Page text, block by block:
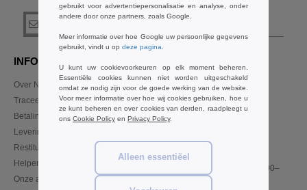
INFORMATIE
Over Needen
Traceer mijn bestelling
Betalingswijze
Levering
Restitutie / retour
Helpen & FAQs
Onze afspraken
Klant
klant@needen.be
Sales
verkoop@needen.be
02 586 22 00
Maandag – donderdag: 10:00–
13:00 & 14:00–17:30
gebruikt voor advertentiepersonalisatie en analyse, onder
andere door onze partners, zoals Google.
Meer informatie over hoe Google uw persoonlijke gegevens
gebruikt, vindt u op deze pagina
U kunt uw cookievoorkeuren op elk moment beheren.
Essentiële cookies kunnen niet worden uitgeschakeld
omdat ze nodig zijn voor de goede werking van de website.
Voor meer informatie over hoe wij cookies gebruiken, hoe u
ze kunt beheren en over cookies van derden, raadpleegt u
ons Cookie Policy en Privacy Policy.
Alleen essentiëel